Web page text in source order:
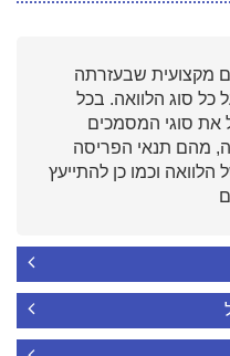
מקצועית שבעזרתה
כל סוג הלוואה. בכל
את סוגי המסמכים
מהם תנאי הפריסה
וכמו כן להתייעץ